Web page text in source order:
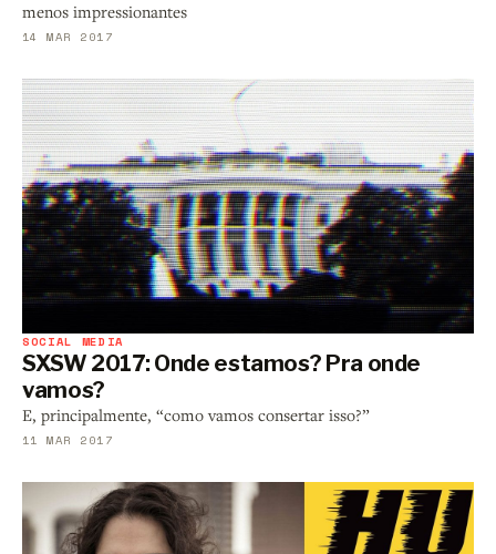
menos impressionantes
14 MAR 2017
SOCIAL MEDIA
SXSW 2017: Onde estamos? Pra onde
vamos?
E, principalmente, “como vamos consertar isso?”
11 MAR 2017